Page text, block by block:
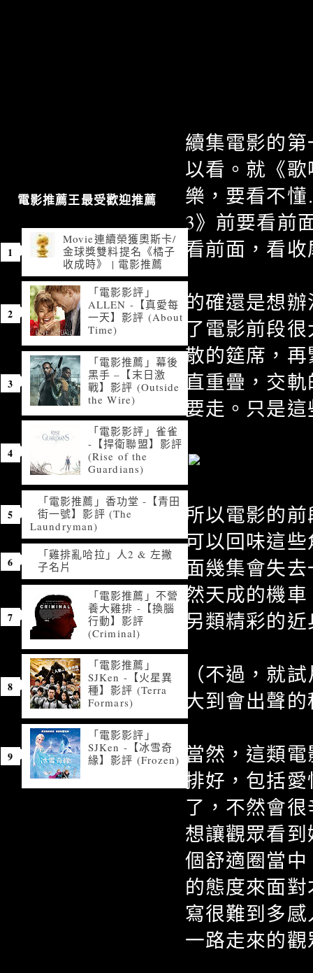
續集電影的
以看。就《
樂，要看不
3》前要看前
看前面，看
的確還是想
了電影前段
散的筵席，
直重疊，交
要走。只是
所以電影的
可以回味這
面幾集會失
然天成的機
另類精彩的
（不過，就
大到會出聲
當然，這類
排好，包括
了，不然會
想讓觀眾看
個舒適圈當
的態度來面
寫很難到多
一路走來的
電影推薦王最受歡迎推薦
Movie連續榮獲奧斯卡/
金球獎雙料提名《橘子
收成時》 | 電影推薦
「電影影評」
ALLEN -【真愛每
一天】影評 (About
Time)
「電影推薦」幕後
黑手 –【末日激
戰】影評 (Outside
the Wire)
「電影影評」雀雀
-【捍衛聯盟】影評
(Rise of the
Guardians)
「電影推薦」香功堂 -【青田
街一號】影評 (The
Laundryman)
「雞排亂哈拉」人2 & 左撇
子名片
「電影推薦」不營
養大雞排 -【換腦
行動】影評
(Criminal)
「電影推薦」
SJKen -【火星異
種】影評 (Terra
Formars)
「電影影評」
SJKen -【冰雪奇
緣】影評 (Frozen)